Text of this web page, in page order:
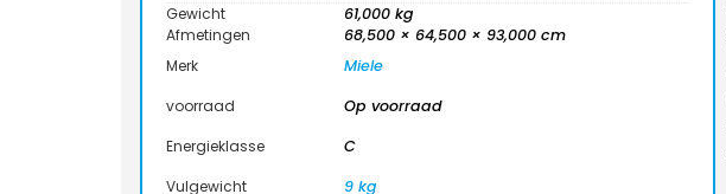
Gewicht
61,000 kg
Afmetingen
68,500 × 64,500 × 93,000 cm
Merk
Miele
voorraad
Op voorraad
Energieklasse
C
Vulgewicht
9 kg